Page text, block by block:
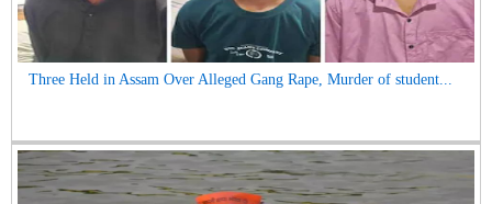
Three Held in Assam Over Alleged Gang Rape, Murder of student...